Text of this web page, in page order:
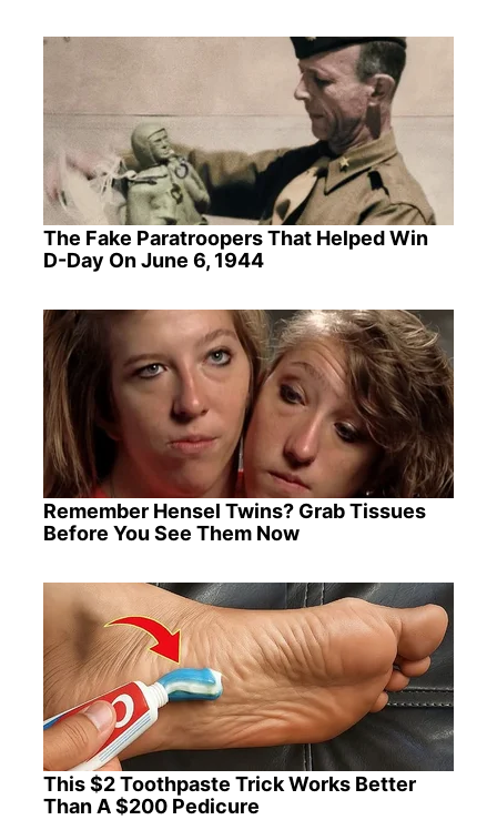
The Fake Paratroopers That Helped Win
D-Day On June 6, 1944
Remember Hensel Twins? Grab Tissues
Before You See Them Now
This $2 Toothpaste Trick Works Better
Than A $200 Pedicure